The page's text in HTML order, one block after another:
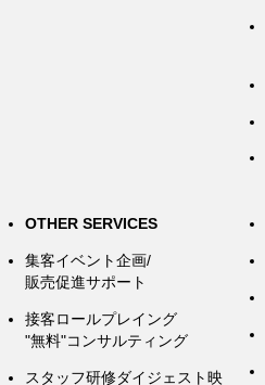
OTHER SERVICES
集客イベント企画/
販売促進サポート
接客ロールプレイング
"無料"コンサルティング
スタッフ研修ダイジェスト映